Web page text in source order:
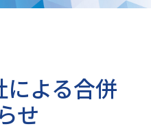
よる合併
せ